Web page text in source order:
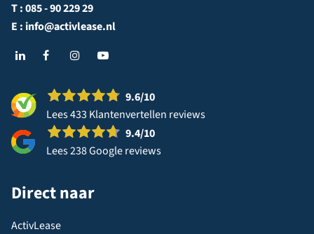
T :085 - 90 229 29
E : info@activlease.nl
9.6/10
Lees 433 Klantenvertellen reviews
9.4/10
Lees 238 Google reviews
Direct naar
ActivLease